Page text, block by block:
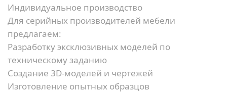
Индивидуальное производство
Для серийных производителей мебели
предлагаем:
Разработку эксклюзивных моделей по
техническому заданию
Создание 3D-моделей и чертежей
Изготовление опытных образцов